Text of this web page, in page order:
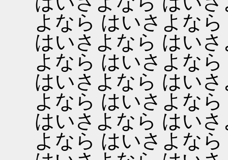
よなら はいさよな
はいさよなら はい
よなら はいさよなら
はいさよなら はい
よなら はいさよな
はいさよなら はい
よなら はいさよなら